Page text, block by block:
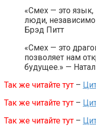
«Смех — это
люди, независимо
Брэд Питт
«Смех — это
позволяет нам
будущее.» —
Так же читайте тут –
Так же читайте тут –
Так же читайте тут –